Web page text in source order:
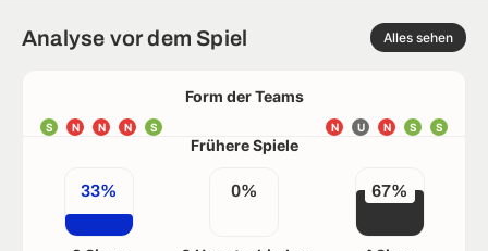
Analyse vor dem Spiel Alles sehen
Form der Teams
S N N N S S
S
N
U
N
Frühere Spiele
33% 0% 67%